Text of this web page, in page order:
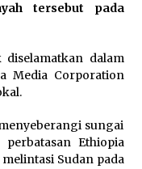
Tarif PPN Jadi
Suku Bunga Acuan
DPR Kritik
tersebut pada
dalam
Media Corporation
sungai
Ethiopia
Sudan pada